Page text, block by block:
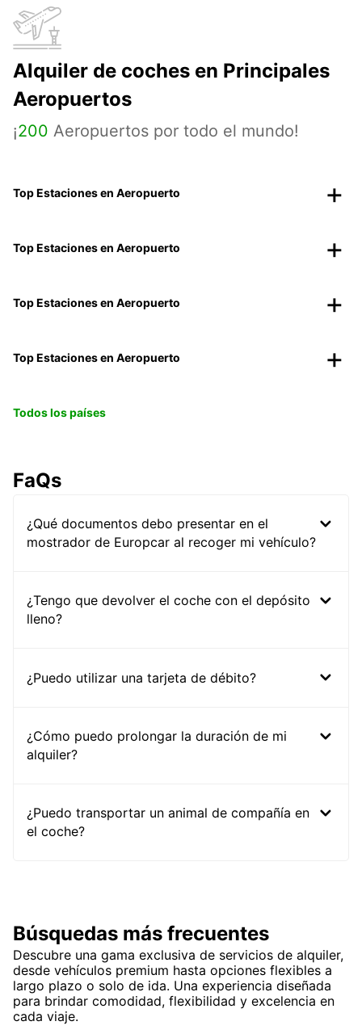
Alquiler de coches en Principales
Aeropuertos
¡200 Aeropuertos por todo el mundo!
Top Estaciones en Aeropuerto
Top Estaciones en Aeropuerto
Top Estaciones en Aeropuerto
Top Estaciones en Aeropuerto
Todos los países
FaQs
¿Qué documentos debo presentar en el
mostrador de Europcar al recoger mi vehículo?
¿Tengo que devolver el coche con el depósito
lleno?
¿Puedo utilizar una tarjeta de débito?
¿Cómo puedo prolongar la duración de mi
alquiler?
¿Puedo transportar un animal de compañía en
el coche?
Búsquedas más frecuentes
Descubre una gama exclusiva de servicios de alquiler,
desde vehículos premium hasta opciones flexibles a
largo plazo o solo de ida. Una experiencia diseñada
para brindar comodidad, flexibilidad y excelencia en
cada viaje.